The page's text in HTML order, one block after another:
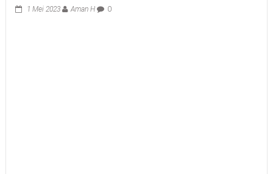
1 Mei 2023 Aman H 0